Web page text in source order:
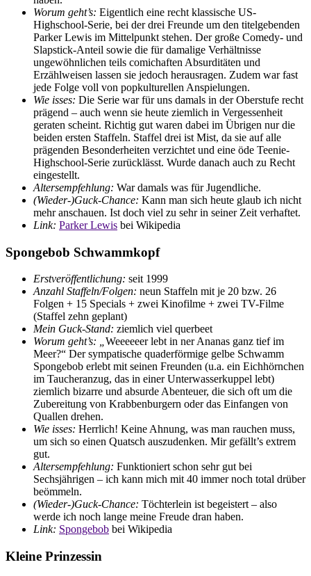
Worum geht’s: Eigentlich eine recht klassische US-
Highschool-Serie, bei der drei Freunde um den titelgebenden
Parker Lewis im Mittelpunkt stehen. Der große Comedy- und
Slapstick-Anteil sowie die für damalige Verhältnisse
ungewöhnlichen teils comichaften Absurditäten und
Erzählweisen lassen sie jedoch herausragen. Zudem war fast
jede Folge voll von popkulturellen Anspielungen.
Wie isses: Die Serie war für uns damals in der Oberstufe recht
prägend – auch wenn sie heute ziemlich in Vergessenheit
geraten scheint. Richtig gut waren dabei im Übrigen nur die
beiden ersten Staffeln. Staffel drei ist Mist, da sie auf alle
prägenden Besonderheiten verzichtet und eine öde Teenie-
Highschool-Serie zurücklässt. Wurde danach auch zu Recht
eingestellt.
Altersempfehlung: War damals was für Jugendliche.
(Wieder-)Guck-Chance: Kann man sich heute glaub ich nicht
mehr anschauen. Ist doch viel zu sehr in seiner Zeit verhaftet.
Link: Parker Lewis bei Wikipedia
Spongebob Schwammkopf
Erstveröffentlichung: seit 1999
Anzahl Staffeln/Folgen: neun Staffeln mit je 20 bzw. 26
Folgen + 15 Specials + zwei Kinofilme + zwei TV-Filme
(Staffel zehn geplant)
Mein Guck-Stand: ziemlich viel querbeet
Worum geht’s: „ Weeeeeer lebt in ner Ananas ganz tief im
Meer?“ Der sympatische quaderförmige gelbe Schwamm
Spongebob erlebt mit seinen Freunden (u.a. ein Eichhörnchen
im Taucheranzug, das in einer Unterwasserkuppel lebt)
ziemlich bizarre und absurde Abenteuer, die sich oft um die
Zubereitung von Krabbenburgern oder das Einfangen von
Quallen drehen.
Wie isses: Herrlich! Keine Ahnung, was man rauchen muss,
um sich so einen Quatsch auszudenken. Mir gefällt’s extrem
gut.
Altersempfehlung: Funktioniert schon sehr gut bei
Sechsjährigen – ich kann mich mit 40 immer noch total drüber
beömmeln.
(Wieder-)Guck-Chance: Töchterlein ist begeistert – also
werde ich noch lange meine Freude dran haben.
Link: Spongebob bei Wikipedia
Kleine Prinzessin